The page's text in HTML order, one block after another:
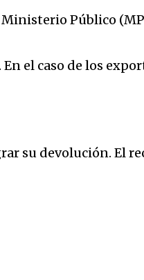
Ministerio Público
el caso de los
su devolución. El